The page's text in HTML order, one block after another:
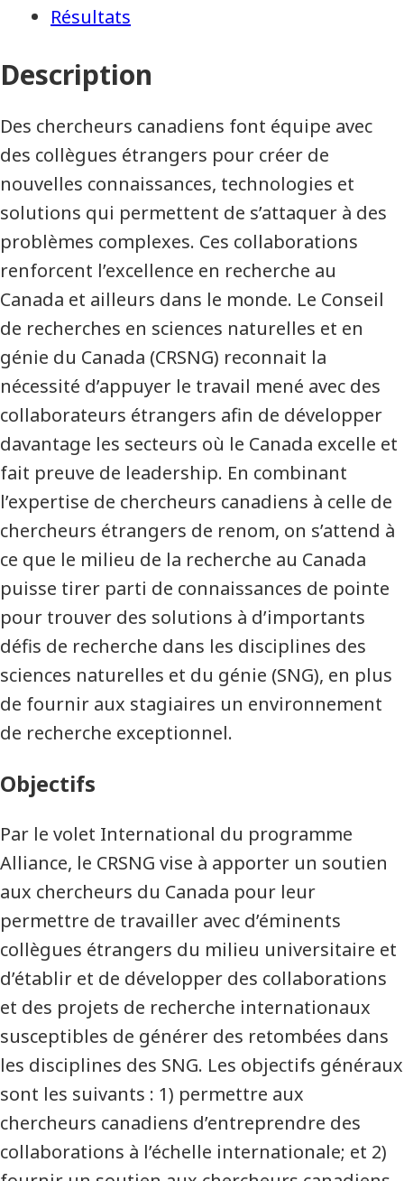
Résultats
Description
Des chercheurs canadiens font équipe avec
des collègues étrangers pour créer de
nouvelles connaissances, technologies et
solutions qui permettent de s’attaquer à des
problèmes complexes. Ces collaborations
renforcent l’excellence en recherche au
Canada et ailleurs dans le monde. Le Conseil
de recherches en sciences naturelles et en
génie du Canada (CRSNG) reconnait la
nécessité d’appuyer le travail mené avec des
collaborateurs étrangers afin de développer
davantage les secteurs où le Canada excelle et
fait preuve de leadership. En combinant
l’expertise de chercheurs canadiens à celle de
chercheurs étrangers de renom, on s’attend à
ce que le milieu de la recherche au Canada
puisse tirer parti de connaissances de pointe
pour trouver des solutions à d’importants
défis de recherche dans les disciplines des
sciences naturelles et du génie (SNG), en plus
de fournir aux stagiaires un environnement
de recherche exceptionnel.
Objectifs
Par le volet International du programme
Alliance, le CRSNG vise à apporter un soutien
aux chercheurs du Canada pour leur
permettre de travailler avec d’éminents
collègues étrangers du milieu universitaire et
d’établir et de développer des collaborations
et des projets de recherche internationaux
susceptibles de générer des retombées dans
les disciplines des SNG. Les objectifs généraux
sont les suivants : 1) permettre aux
chercheurs canadiens d’entreprendre des
collaborations à l’échelle internationale; et 2)